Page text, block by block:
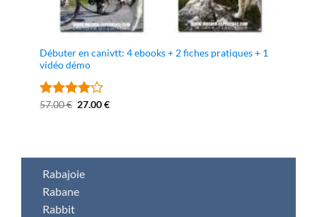
Débuter en canivtt: 4 ebooks + 2 fiches pratiques + 1
vidéo démo
Note4
57.00€ Le
27.00€Le
Rabajoie
Rabane
Rabbit